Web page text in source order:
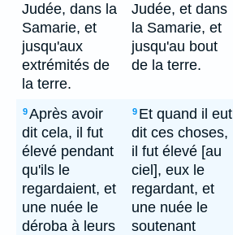
Judée, dans la
Samarie, et
jusqu'aux
extrémités de
la terre.
Judée, et dans
la Samarie, et
jusqu'au bout
de la terre.
9Après avoir
dit cela, il fut
élevé pendant
qu'ils le
regardaient, et
une nuée le
déroba à leurs
9 Et quand il eut
dit ces choses,
il fut élevé [au
ciel], eux le
regardant, et
une nuée le
soutenant